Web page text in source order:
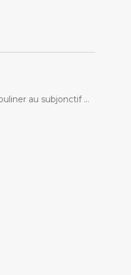
au subjonctif ...